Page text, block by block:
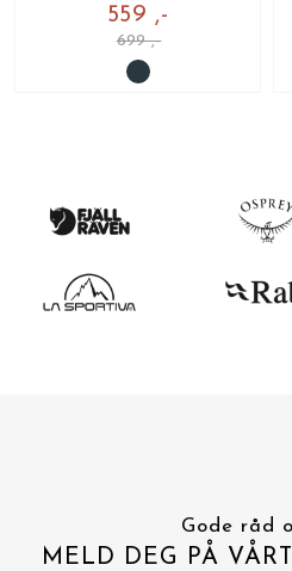
559 ,-
699 ,-
Gode råd
MELD DEG PÅ